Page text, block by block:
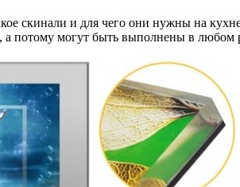
скинали и для чего они нужны на
а потому могут быть выполнены в любом